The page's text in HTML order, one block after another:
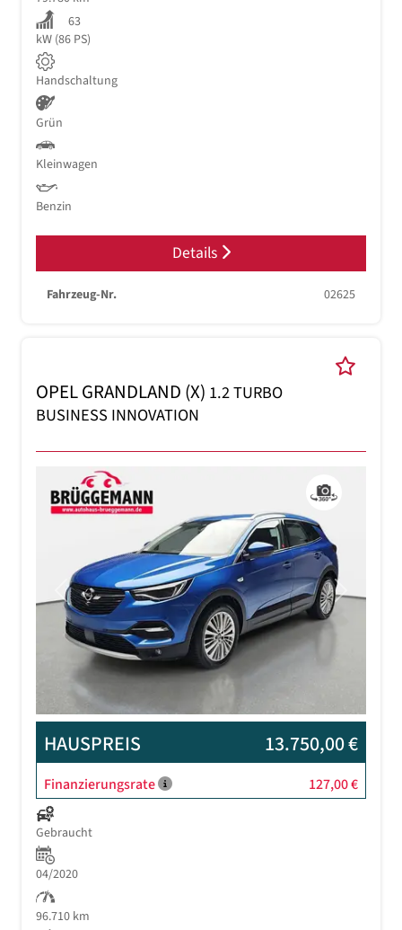
63
kW (86 PS)
Handschaltung
Grün
Kleinwagen
Benzin
Details
Fahrzeug-Nr. 02625
OPEL GRANDLAND (X) 1.2 TURBO
BUSINESS INNOVATION
Previous Next
HAUSPREIS 13.750,00 €
Finanzierungsrate 127,00 €
Gebraucht
04/2020
96.710 km